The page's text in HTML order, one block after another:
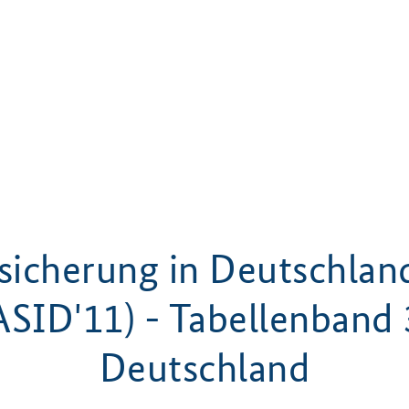
in
- Tabellenband
Deutschland